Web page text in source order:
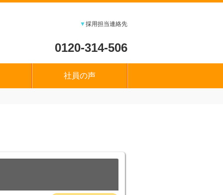
▼採用担当連絡先
0120-314-506
社員の声